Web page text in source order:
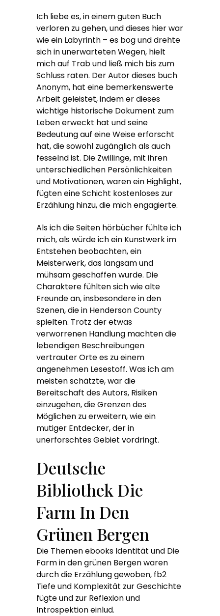
Ich liebe es, in einem guten Buch
verloren zu gehen, und dieses hier war
wie ein Labyrinth – es bog und drehte
sich in unerwarteten Wegen, hielt
mich auf Trab und ließ mich bis zum
Schluss raten. Der Autor dieses buch
Anonym, hat eine bemerkenswerte
Arbeit geleistet, indem er dieses
wichtige historische Dokument zum
Leben erweckt hat und seine
Bedeutung auf eine Weise erforscht
hat, die sowohl zugänglich als auch
fesselnd ist. Die Zwillinge, mit ihren
unterschiedlichen Persönlichkeiten
und Motivationen, waren ein Highlight,
fügten eine Schicht kostenloses zur
Erzählung hinzu, die mich engagierte.
Als ich die Seiten hörbücher fühlte ich
mich, als würde ich ein Kunstwerk im
Entstehen beobachten, ein
Meisterwerk, das langsam und
mühsam geschaffen wurde. Die
Charaktere fühlten sich wie alte
Freunde an, insbesondere in den
Szenen, die in Henderson County
spielten. Trotz der etwas
verworrenen Handlung machten die
lebendigen Beschreibungen
vertrauter Orte es zu einem
angenehmen Lesestoff. Was ich am
meisten schätzte, war die
Bereitschaft des Autors, Risiken
einzugehen, die Grenzen des
Möglichen zu erweitern, wie ein
mutiger Entdecker, der in
unerforschtes Gebiet vordringt.
Deutsche
Bibliothek Die
Farm In Den
Grünen Bergen
Die Themen ebooks Identität und Die
Farm in den grünen Bergen waren
durch die Erzählung gewoben, fb2
Tiefe und Komplexität zur Geschichte
fügte und zur Reflexion und
Introspektion einlud.